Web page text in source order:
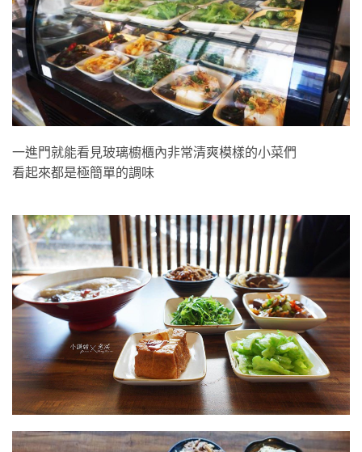
一進門就能看見玻璃櫥櫃內非常清爽模樣的小菜們
看起來都是極簡單的調味